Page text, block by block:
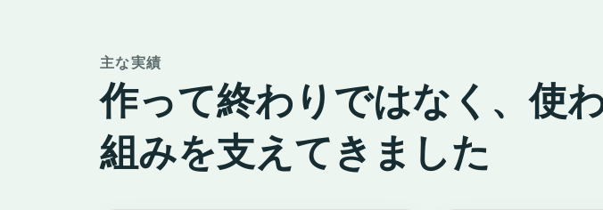
主な実績
作って終わりではなく、使
組みを支えてきました